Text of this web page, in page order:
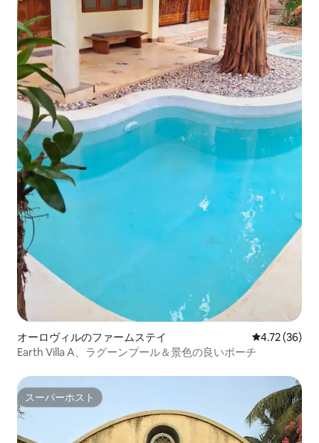
オーロヴィルのファームステイ レビュー36
4.72 (36)
Earth Villa A、ラグーンプール＆景色の良いポーチ
スーパーホスト
スーパーホスト